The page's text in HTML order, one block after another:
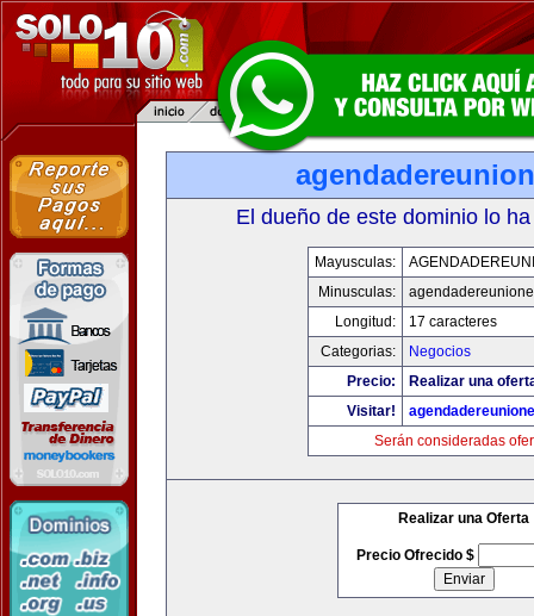
El dueño de este dominio lo
Mayusculas:
Minusculas:
Longitud:
17 caracteres
Categorias:
Negocios
Precio:
Realizar una
Visitar!
Serán consideradas
Realizar una Oferta
Precio Ofrecido $